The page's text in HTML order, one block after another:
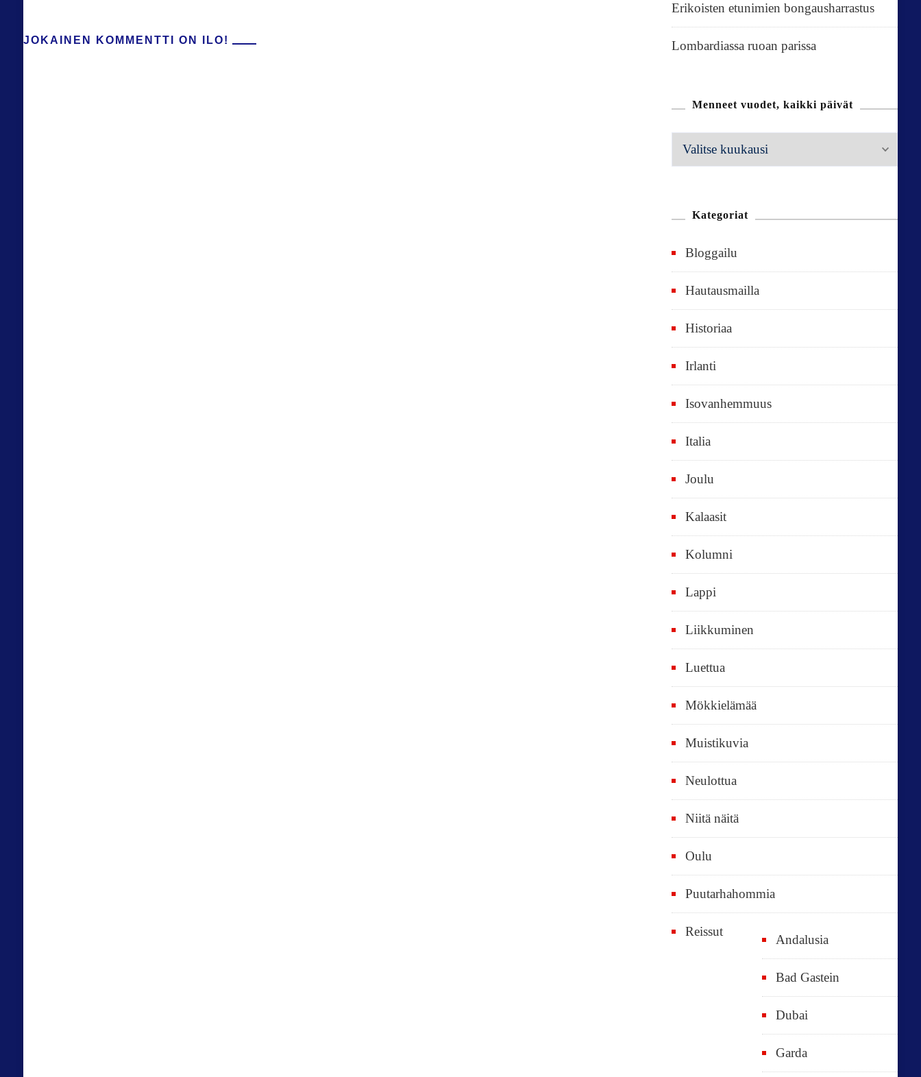
JOKAINEN KOMMENTTI ON ILO!
Erikoisten etunimien bongausharrastus
Lombardiassa ruoan parissa
Menneet vuodet, kaikki päivät
M
e
e
v
u
o
e
t
,
i
k
i
p
ä
ä
t
Kategoriat
Bloggailu
Hautausmailla
Historiaa
Irlanti
Isovanhemmuus
Italia
Joulu
Kalaasit
Kolumni
Lappi
Liikkuminen
Luettua
Mökkielämää
Muistikuvia
Neulottua
Niitä näitä
Oulu
Puutarhahommia
Reissut
Andalusia
Bad Gastein
Dubai
Garda